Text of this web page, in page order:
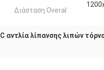
Διάσταση Overal:
αντλία λίπανσης λιπών